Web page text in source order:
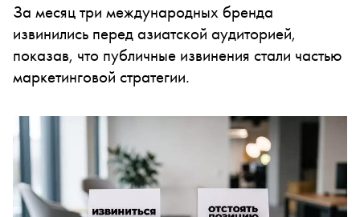
За месяц три международных бренда
извинились перед азиатской аудиторией,
показав, что публичные извинения стали частью
маркетинговой стратегии.